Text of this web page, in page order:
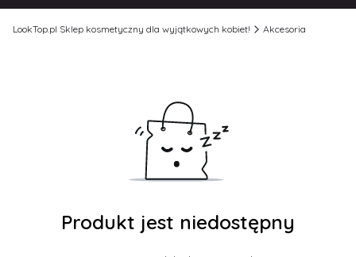
LookTop.pl Sklep kosmetyczny dla wyjątkowych kobiet! Akcesoria
Produkt jest niedostępny